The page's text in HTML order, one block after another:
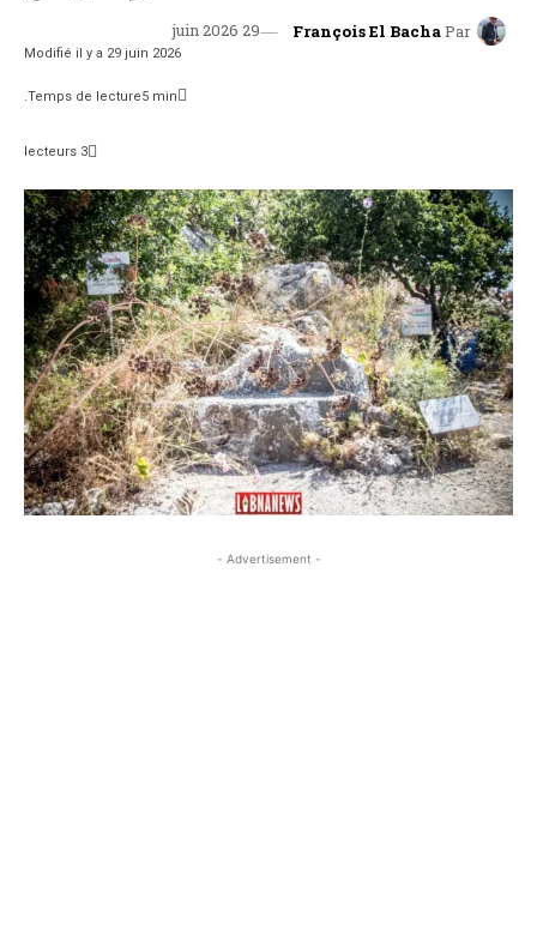
Par
François El Bacha
29 juin 2026
Modifié il y a 29 juin 2026
Temps de lecture5 min.
3
- Advertisement -